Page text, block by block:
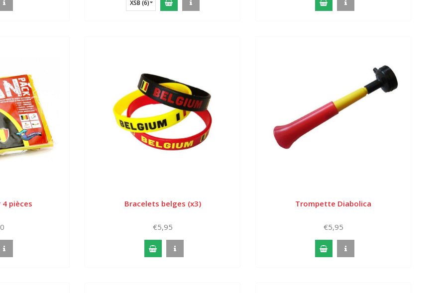
XSB (6)
pièces Bracelets belges (x3)
€5,95
Trompette Diabolica
€5,95